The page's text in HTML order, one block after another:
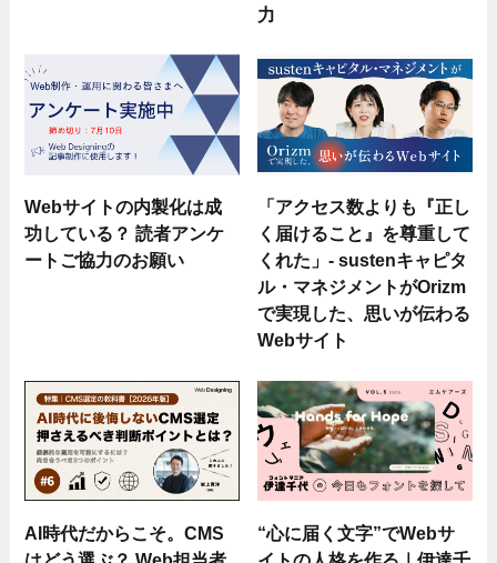
力
Webサイトの内製化は成
功している？ 読者アンケ
ートご協力のお願い
「アクセス数よりも『正し
く届けること』を尊重して
くれた」- sustenキャピタ
ル・マネジメントがOrizm
で実現した、思いが伝わる
Webサイト
AI時代だからこそ。CMS
“心に届く文字”でWebサ